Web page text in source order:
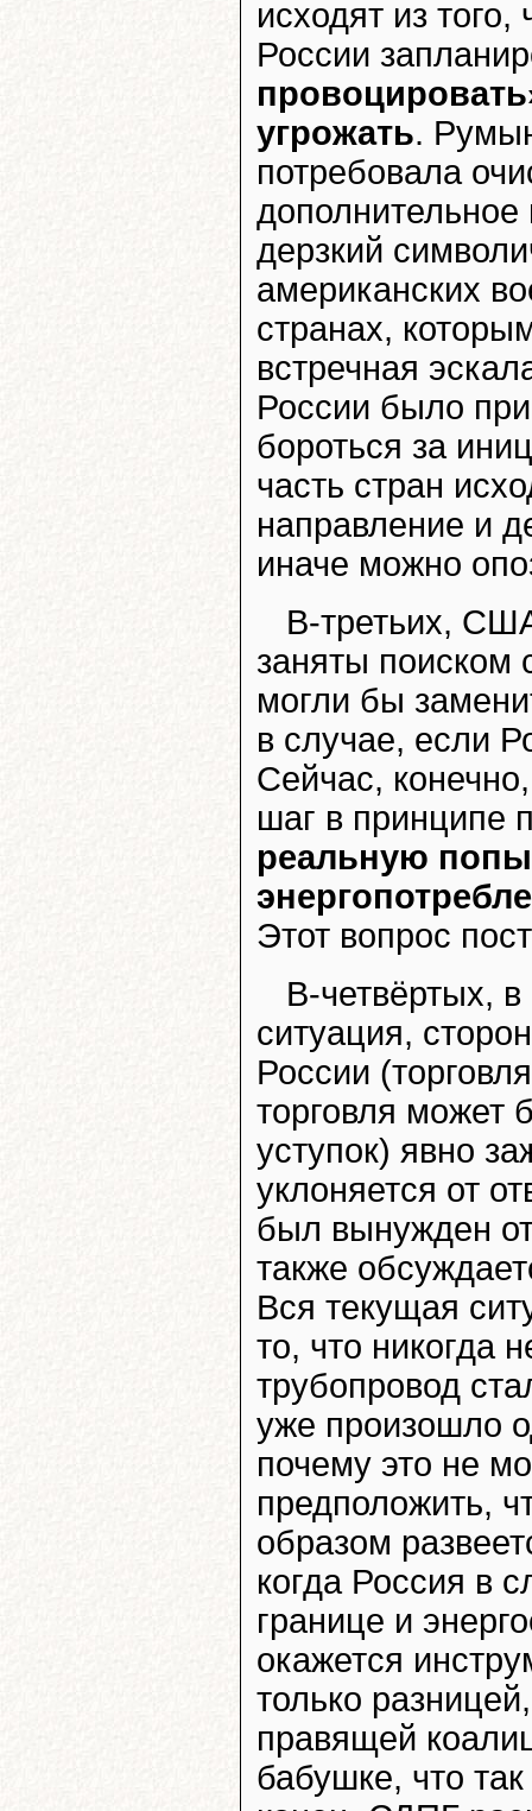
исходят из
России
угрожать.
потребовала
дерзкий
американских
странах,
встречная
России было
бороться за
часть стран
направление и
иначе можно
В-третьих,
заняты поиском
могли бы
в случае, если
Сейчас,
шаг в принципе
реальную
Этот вопрос
В-четвёртых,
ситуация,
России
торговля может
уступок) явно
уклоняется от
был вынужден
также
Вся текущая
то, что никогда
трубопровод
уже произошло
почему это не
предположить,
образом
когда Россия в
границе и
окажется
только
правящей
бабушке, что